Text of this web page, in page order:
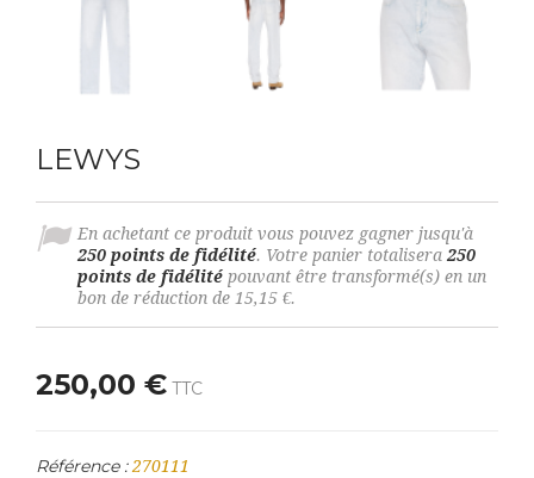
LEWYS
En achetant ce produit vous pouvez gagner jusqu'à
250 points de fidélité. Votre panier totalisera 250
points de fidélité pouvant être transformé(s) en un
bon de réduction de 15,15 €.
250,00 € TTC
Référence : 270111